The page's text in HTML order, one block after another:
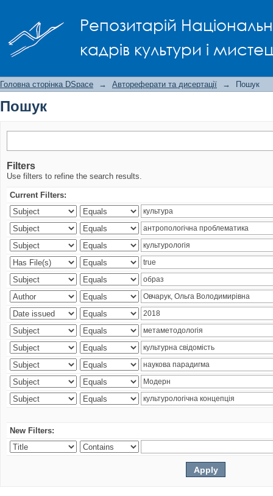
Репозитарій
кадрів культури і
Головна сторінка DSpace → Автореферати та дисертації → Пошук
Пошук
Filters
Use filters to refine the search results.
Current Filters:
New Filters: